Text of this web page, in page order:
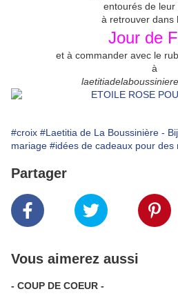
entourés de leur
à retrouver dans
Jour de
et à commander avec le
à
#croix #Laetitia de La Boussinière -
mariage #idées de cadeaux pour des
Partager
Vous aimerez aussi
- COUP DE COEUR -